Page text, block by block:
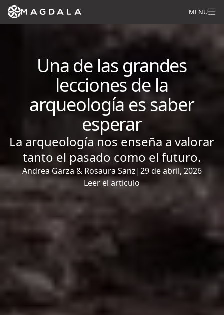
MENU
Una de las grandes
lecciones de la
arqueología es saber
esperar
La arqueología nos enseña a valorar
tanto el pasado como el futuro.
Andrea Garza & Rosaura Sanz|29 de abril, 2026
Leer el articulo